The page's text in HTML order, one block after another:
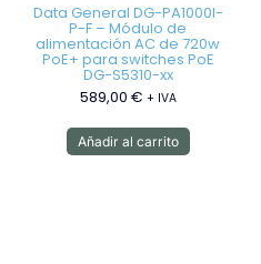
Data General DG-PA1000I-
P-F – Módulo de
alimentación AC de 720w
PoE+ para switches PoE
DG-S5310-xx
589,00 € + IVA
Añadir al carrito